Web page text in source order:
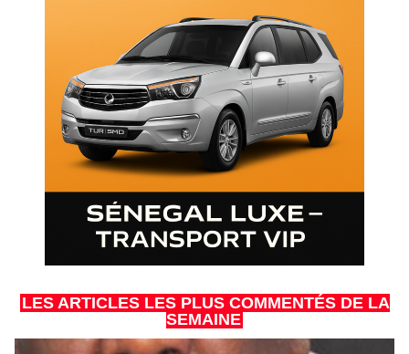
LES ARTICLES LES PLUS COMMENTÉS DE LA
SEMAINE